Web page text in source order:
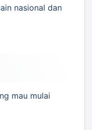
nasional dan
mau mulai